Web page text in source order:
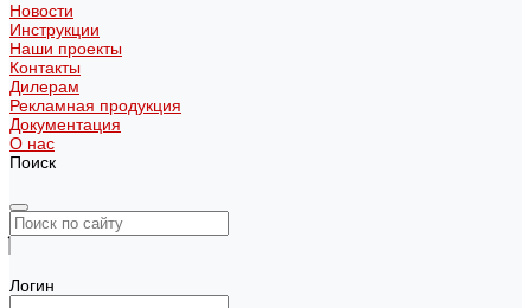
Новости
Инструкции
Наши проекты
Контакты
Дилерам
Рекламная продукция
Документация
О нас
Поиск
Логин